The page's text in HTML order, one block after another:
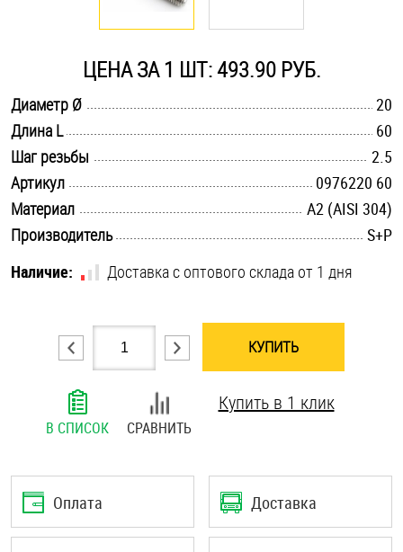
Саморезы и шурупы
Стопорные кольца
Такелаж
Хомуты
Шайбы
Шпильки
Шплинты
Штифты и пальцы
ЦЕНА ЗА 1 ШТ: 493.90 РУБ.
Диаметр Ø
20
Длина L
60
Шаг резьбы
2.5
Артикул
0976220 60
Материал
А2 (AISI 304)
Производитель
S+P
Наличие:
Доставка с оптового склада от 1 дня
КУПИТЬ
В СПИСОК СРАВНИТЬ
Купить в 1 клик
Оплата Доставка